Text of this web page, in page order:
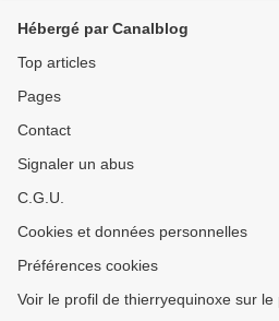
Hébergé par Canalblog
Top articles
Pages
Contact
Signaler un abus
C.G.U.
Cookies et données personnelles
Préférences cookies
Voir le profil de thierryequinoxe sur le